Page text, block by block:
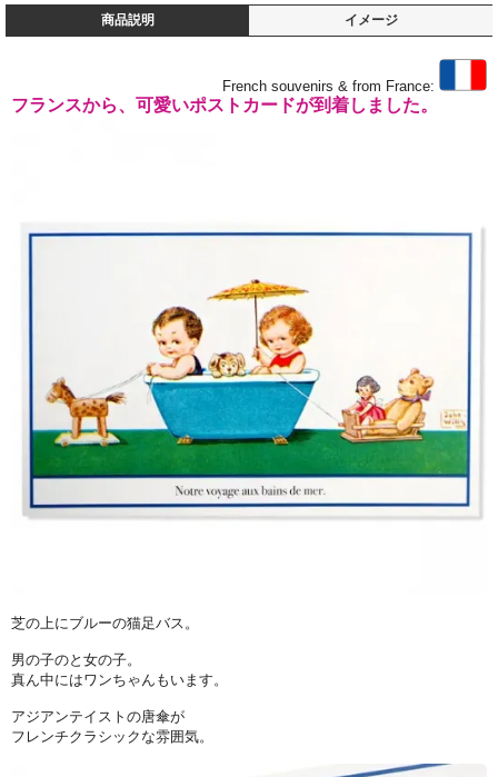
商品説明 イメージ
French souvenirs & from France:
フランスから、可愛いポストカードが到着しました。
芝の上にブルーの猫足バス。
男の子のと女の子。
真ん中にはワンちゃんもいます。
アジアンテイストの唐傘が
フレンチクラシックな雰囲気。